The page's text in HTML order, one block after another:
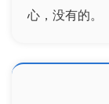
心，没有的。